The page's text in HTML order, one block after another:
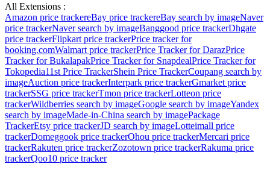
All Extensions :
Amazon price trackereBay price trackereBay search by imageNaver
price trackerNaver search by imageBanggood price trackerDhgate
price trackerFlipkart price trackerPrice tracker for
booking.comWalmart price trackerPrice Tracker for DarazPrice
Tracker for BukalapakPrice Tracker for SnapdealPrice Tracker for
Tokopedia11st Price TrackerShein Price TrackerCoupang search by
imageAuction price trackerInterpark price trackerGmarket price
trackerSSG price trackerTmon price trackerLotteon price
trackerWildberries search by imageGoogle search by imageYandex
search by imageMade-in-China search by imagePackage
TrackerEtsy price trackerJD search by imageLotteimall price
trackerDomeggook price trackerOhou price trackerMercari price
trackerRakuten price trackerZozotown price trackerRakuma price
trackerQoo10 price tracker